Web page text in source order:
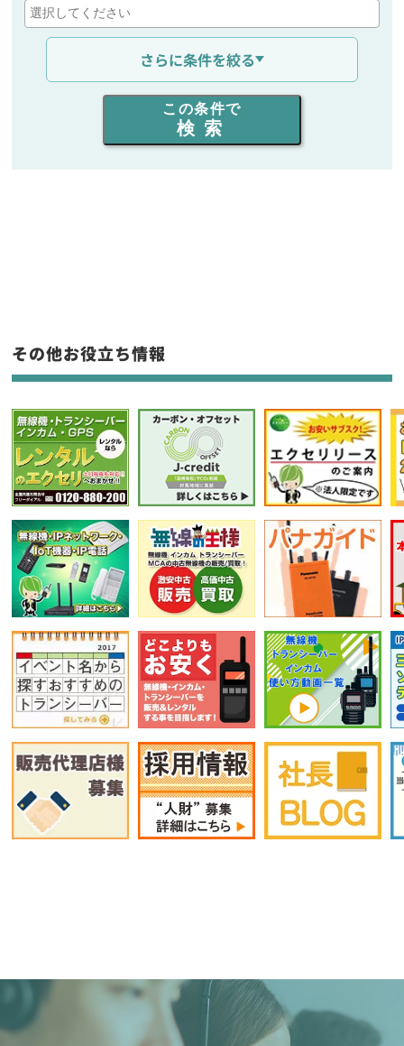
通信距離を選ぶ
出力を選ぶ
同時通話人数を選ぶ
フリーワード入力(製品名等)
選択条件をリセット
さらに条件を絞る
この条件で
検索
その他お役立ち情報